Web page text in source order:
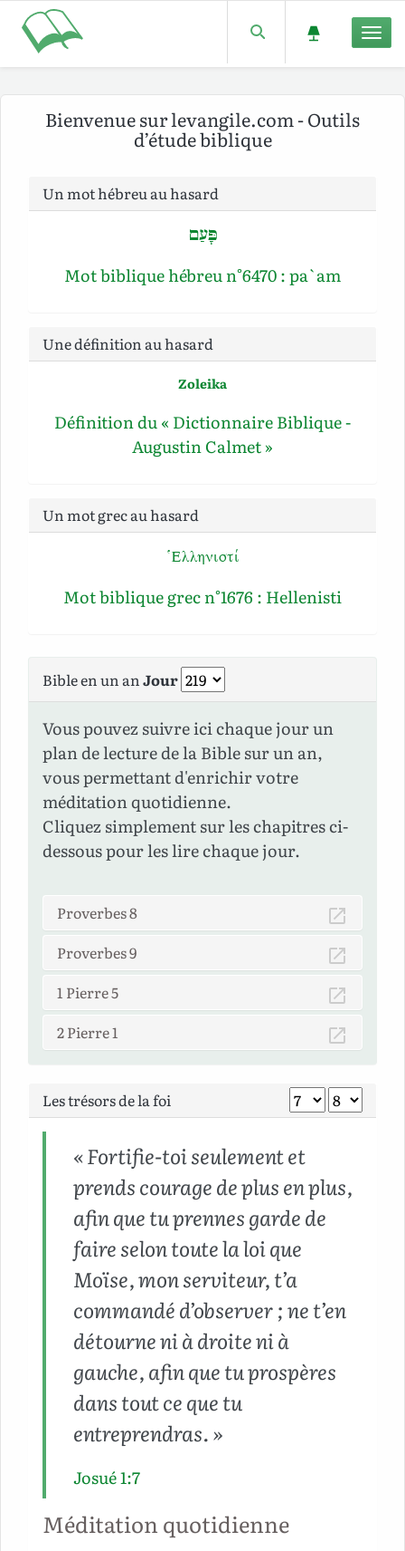
Bienvenue sur levangile.com - Outils
d’étude biblique
Un mot hébreu au hasard
פָּעַם
Mot biblique hébreu n°6470 : pa`am
Une définition au hasard
Zoleika
Définition du « Dictionnaire Biblique -
Augustin Calmet »
Un mot grec au hasard
Ἑλληνιστί
Mot biblique grec n°1676 : Hellenisti
Bible en un an Jour
Vous pouvez suivre ici chaque jour un
plan de lecture de la Bible sur un an,
vous permettant d'enrichir votre
méditation quotidienne.
Cliquez simplement sur les chapitres ci-
dessous pour les lire chaque jour.
Proverbes 8
Proverbes 9
1 Pierre 5
2 Pierre 1
Les trésors de la foi
« Fortifie-toi seulement et
prends courage de plus en plus,
afin que tu prennes garde de
faire selon toute la loi que
Moïse, mon serviteur, t’a
commandé d’observer ; ne t’en
détourne ni à droite ni à
gauche, afin que tu prospères
dans tout ce que tu
entreprendras. »
Josué 1:7
Méditation quotidienne